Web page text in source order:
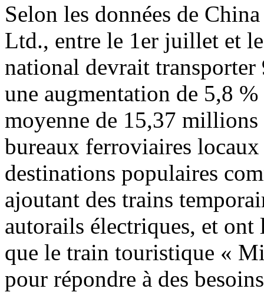
Selon les données de
Ltd., entre le 1er juillet et
national devrait
une augmentation de 5,8
moyenne de 15,37 millions
bureaux ferroviaires
destinations populaires
ajoutant des trains
autorails électriques, et ont
que le train touristique «
pour répondre à des